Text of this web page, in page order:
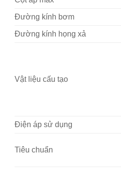
Đường kính bơm
Đường kính họng xả
Vật liệu cấu tạo
Điện áp sử dụng
Tiêu chuẩn